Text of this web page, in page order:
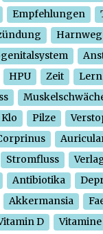
Empfehlungen
HPU Zeit
Klo Pilze
Stromfluss
Antibiotika
Akkermansia
D
Vitamine